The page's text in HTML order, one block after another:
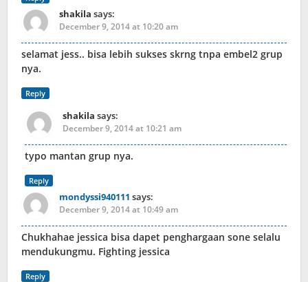
shakila says:
December 9, 2014 at 10:20 am
selamat jess.. bisa lebih sukses skrng tnpa embel2 grup
nya.
Reply
shakila says:
December 9, 2014 at 10:21 am
typo mantan grup nya.
Reply
mondyssi940111 says:
December 9, 2014 at 10:49 am
Chukhahae jessica bisa dapet penghargaan sone selalu
mendukungmu. Fighting jessica
Reply